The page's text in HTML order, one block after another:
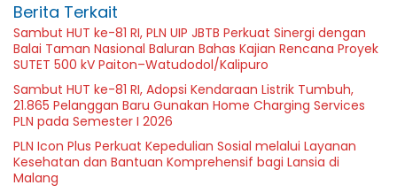
Berita Terkait
Sambut HUT ke-81 RI, PLN UIP JBTB Perkuat Sinergi dengan
Balai Taman Nasional Baluran Bahas Kajian Rencana Proyek
SUTET 500 kV Paiton–Watudodol/Kalipuro
Sambut HUT ke-81 RI, Adopsi Kendaraan Listrik Tumbuh,
21.865 Pelanggan Baru Gunakan Home Charging Services
PLN pada Semester I 2026
PLN Icon Plus Perkuat Kepedulian Sosial melalui Layanan
Kesehatan dan Bantuan Komprehensif bagi Lansia di
Malang